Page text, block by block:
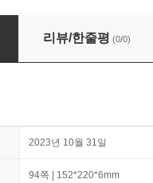
리뷰/한줄평 (0/0)
2023년 10월 31일
94쪽 | 152*220*6mm